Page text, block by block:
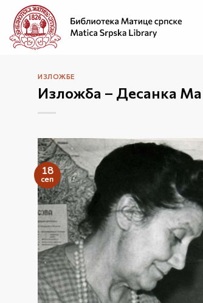
Прескочи
садржај
ИЗЛОЖБЕ
Изложба – Десанка
18
сеп